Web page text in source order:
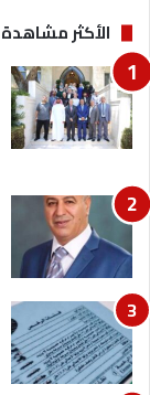
ا
ل
أ
ر
د
ن
الأكثر مشاهدة